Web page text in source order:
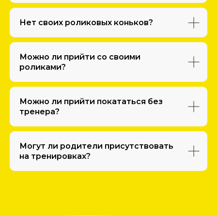
Нет своих роликовых коньков?
Можно ли прийти со своими
роликами?
Можно ли прийти покататься без
тренера?
Могут ли родители присутствовать
на тренировках?